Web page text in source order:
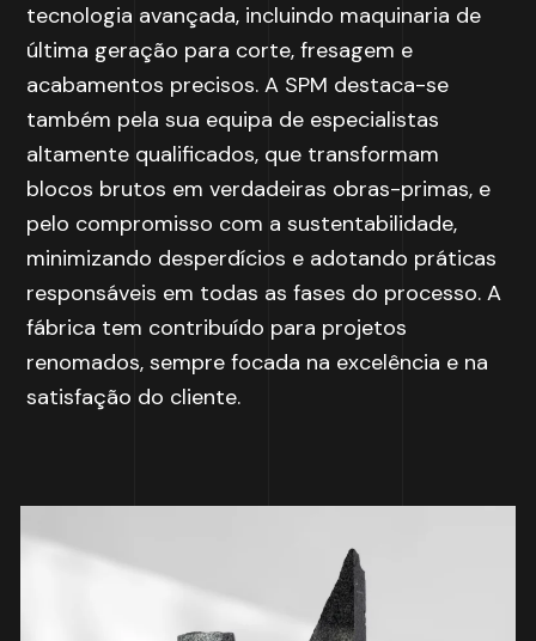
tecnologia avançada, incluindo maquinaria de
última geração para corte, fresagem e
acabamentos precisos. A SPM destaca-se
também pela sua equipa de especialistas
altamente qualificados, que transformam
blocos brutos em verdadeiras obras-primas, e
pelo compromisso com a sustentabilidade,
minimizando desperdícios e adotando práticas
responsáveis em todas as fases do processo. A
fábrica tem contribuído para projetos
renomados, sempre focada na excelência e na
satisfação do cliente.